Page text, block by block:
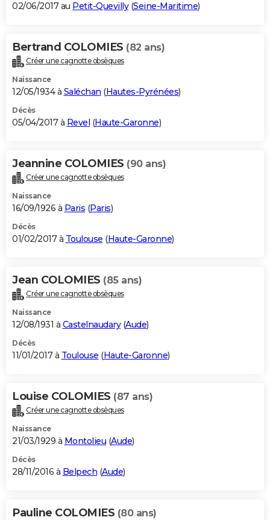
02/06/2017 au Petit-Quevilly(Seine-Maritime)
Bertrand COLOMIES (82 ans)
Créer une cagnotte obsèques
Naissance
12/05/1934 à Saléchan (Hautes-Pyrénées)
Décès
05/04/2017 à Revel (Haute-Garonne)
Jeannine COLOMIES (90 ans)
Créer une cagnotte obsèques
Naissance
16/09/1926 à Paris (Paris)
Décès
01/02/2017 à Toulouse (Haute-Garonne)
Jean COLOMIES (85 ans)
Créer une cagnotte obsèques
Naissance
12/08/1931 à Castelnaudary(Aude)
Décès
11/01/2017 à Toulouse (Haute-Garonne)
Louise COLOMIES (87 ans)
Créer une cagnotte obsèques
Naissance
21/03/1929 à Montolieu (Aude)
Décès
28/11/2016 à Belpech (Aude)
Pauline COLOMIES (80 ans)